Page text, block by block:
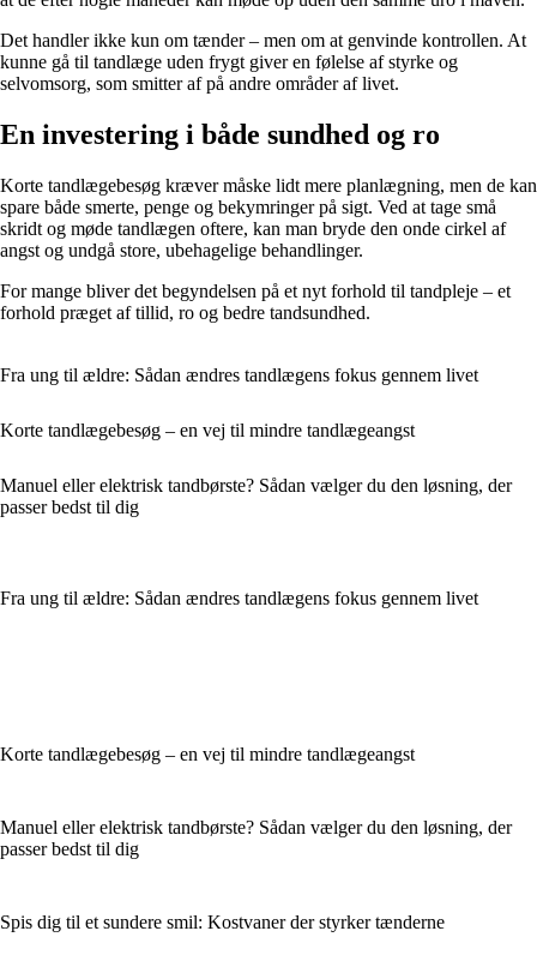
Det handler ikke kun om tænder – men om at genvinde kontrollen. At
kunne gå til tandlæge uden frygt giver en følelse af styrke og
selvomsorg, som smitter af på andre områder af livet.
En investering i både sundhed og ro
Korte tandlægebesøg kræver måske lidt mere planlægning, men de kan
spare både smerte, penge og bekymringer på sigt. Ved at tage små
skridt og møde tandlægen oftere, kan man bryde den onde cirkel af
angst og undgå store, ubehagelige behandlinger.
For mange bliver det begyndelsen på et nyt forhold til tandpleje – et
forhold præget af tillid, ro og bedre tandsundhed.
Fra ung til ældre: Sådan ændres tandlægens fokus gennem livet
Korte tandlægebesøg – en vej til mindre tandlægeangst
Manuel eller elektrisk tandbørste? Sådan vælger du den løsning, der
passer bedst til dig
Fra ung til ældre: Sådan ændres tandlægens fokus gennem livet
Korte tandlægebesøg – en vej til mindre tandlægeangst
Manuel eller elektrisk tandbørste? Sådan vælger du den løsning, der
passer bedst til dig
Spis dig til et sundere smil: Kostvaner der styrker tænderne